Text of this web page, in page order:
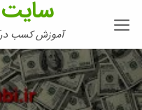
سایت
آموزش کسب